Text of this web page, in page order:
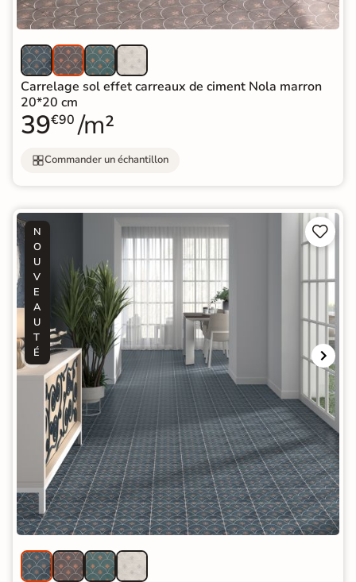
Carrelage sol effet carreaux de ciment Nola marron
20*20 cm
39€90 /m²
Commander un échantillon
N
O
U
V
E
A
U
T
É

